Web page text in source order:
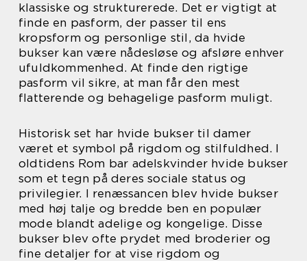
klassiske og strukturerede. Det er vigtigt at
finde en pasform, der passer til ens
kropsform og personlige stil, da hvide
bukser kan være nådesløse og afsløre enhver
ufuldkommenhed. At finde den rigtige
pasform vil sikre, at man får den mest
flatterende og behagelige pasform muligt.
Historisk set har hvide bukser til damer
været et symbol på rigdom og stilfuldhed. I
oldtidens Rom bar adelskvinder hvide bukser
som et tegn på deres sociale status og
privilegier. I renæssancen blev hvide bukser
med høj talje og bredde ben en populær
mode blandt adelige og kongelige. Disse
bukser blev ofte prydet med broderier og
fine detaljer for at vise rigdom og